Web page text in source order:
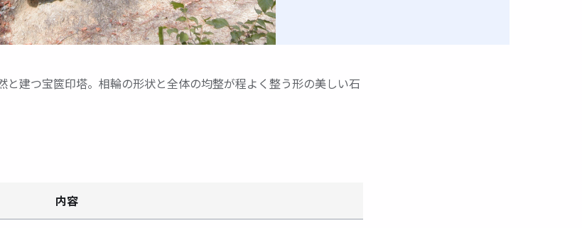
と建つ宝篋印塔。相輪の形状と全体の均整が程よく整う形の美しい石
内容